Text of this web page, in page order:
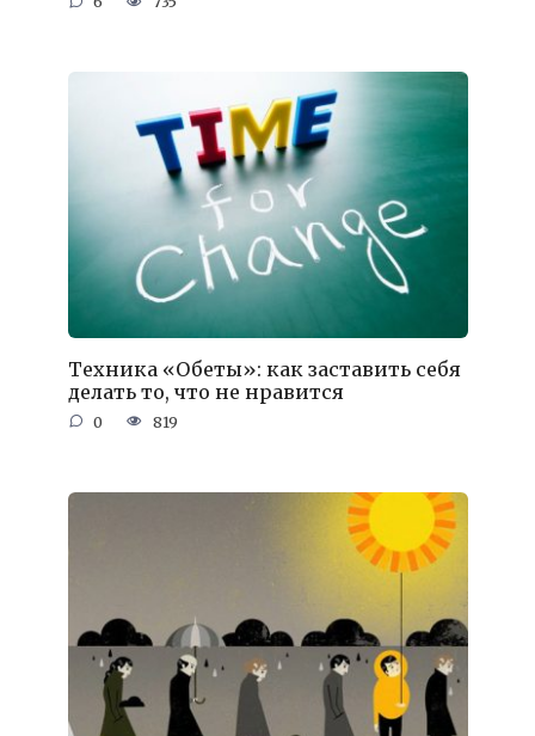
Техника «Обеты»: как заставить себя
делать то, что не нравится
0 819